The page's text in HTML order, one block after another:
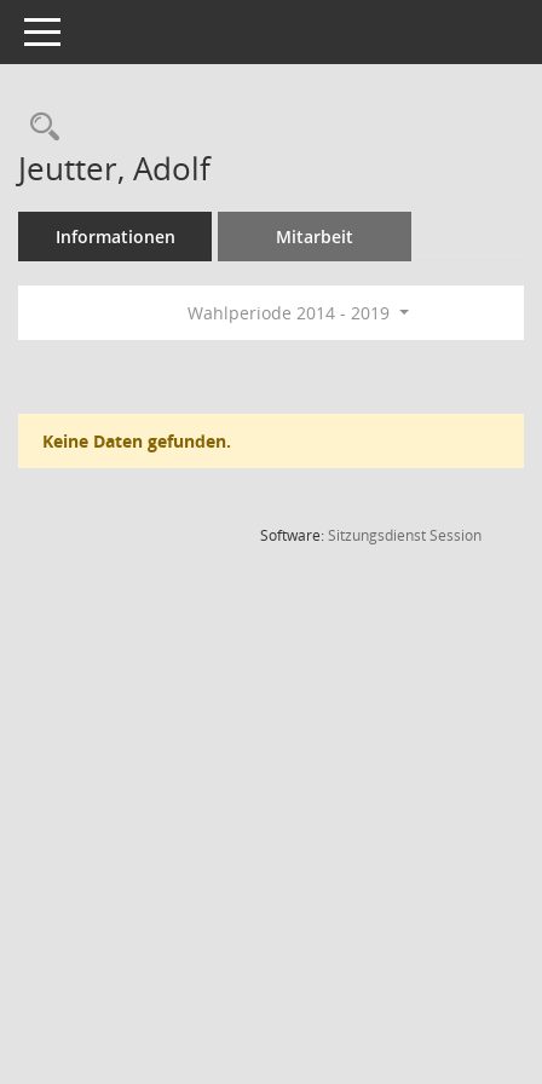
Toggle navigation
Rechercheauswahl
Jeutter, Adolf
Informationen Mitarbeit
Wahlperiode 2014 - 2019
Keine Daten gefunden.
Software:SitzungsdienstSession(Wird in